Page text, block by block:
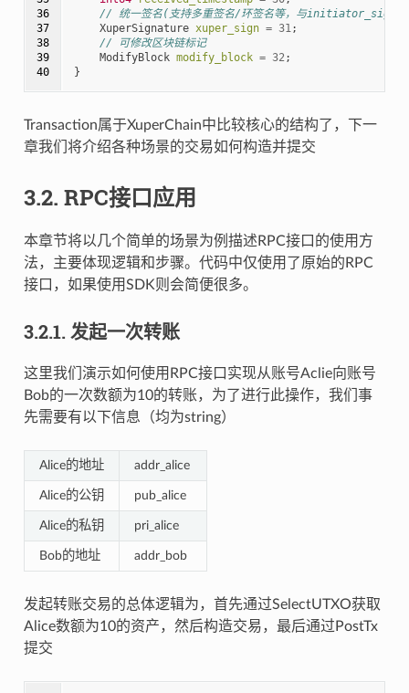
36
37
38
39
40
// 统一签名(支持多重签名/环签名等，与
XuperSignature xuper_sign = 31;
// 可修改区块链标记
ModifyBlock modify_block = 32;
}
Transaction属于XuperChain中比较核心的结构了，下一
章我们将介绍各种场景的交易如何构造并提交
3.2. RPC接口应用
本章节将以几个简单的场景为例描述RPC接口的使用方
法，主要体现逻辑和步骤。代码中仅使用了原始的RPC
接口，如果使用SDK则会简便很多。
3.2.1. 发起一次转账
这里我们演示如何使用RPC接口实现从账号Aclie向账号
Bob的一次数额为10的转账，为了进行此操作，我们事
先需要有以下信息（均为string）
Alice的地址 addr_alice
Alice的公钥 pub_alice
Alice的私钥 pri_alice
Bob的地址 addr_bob
发起转账交易的总体逻辑为，首先通过SelectUTXO获取
Alice数额为10的资产，然后构造交易，最后通过PostTx
提交